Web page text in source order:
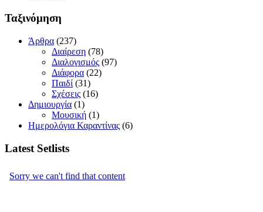
Ταξινόμηση
Άρθρα (237)
Διαίρεση (78)
Διαλογισμός (97)
Διάφορα (22)
Παιδί (31)
Σχέσεις (16)
Δημιουργία (1)
Μουσική (1)
Ημερολόγια Καραντίνας (6)
Latest Setlists